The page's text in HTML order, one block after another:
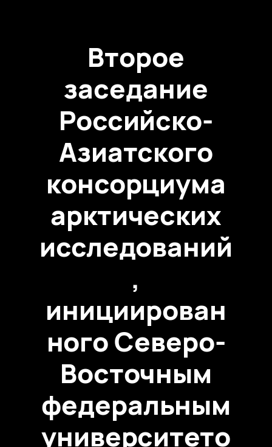
Второе
заседание
Российско-
Азиатского
консорциума
арктических
исследований
,
инициирован
ного Северо-
Восточным
федеральным
университето